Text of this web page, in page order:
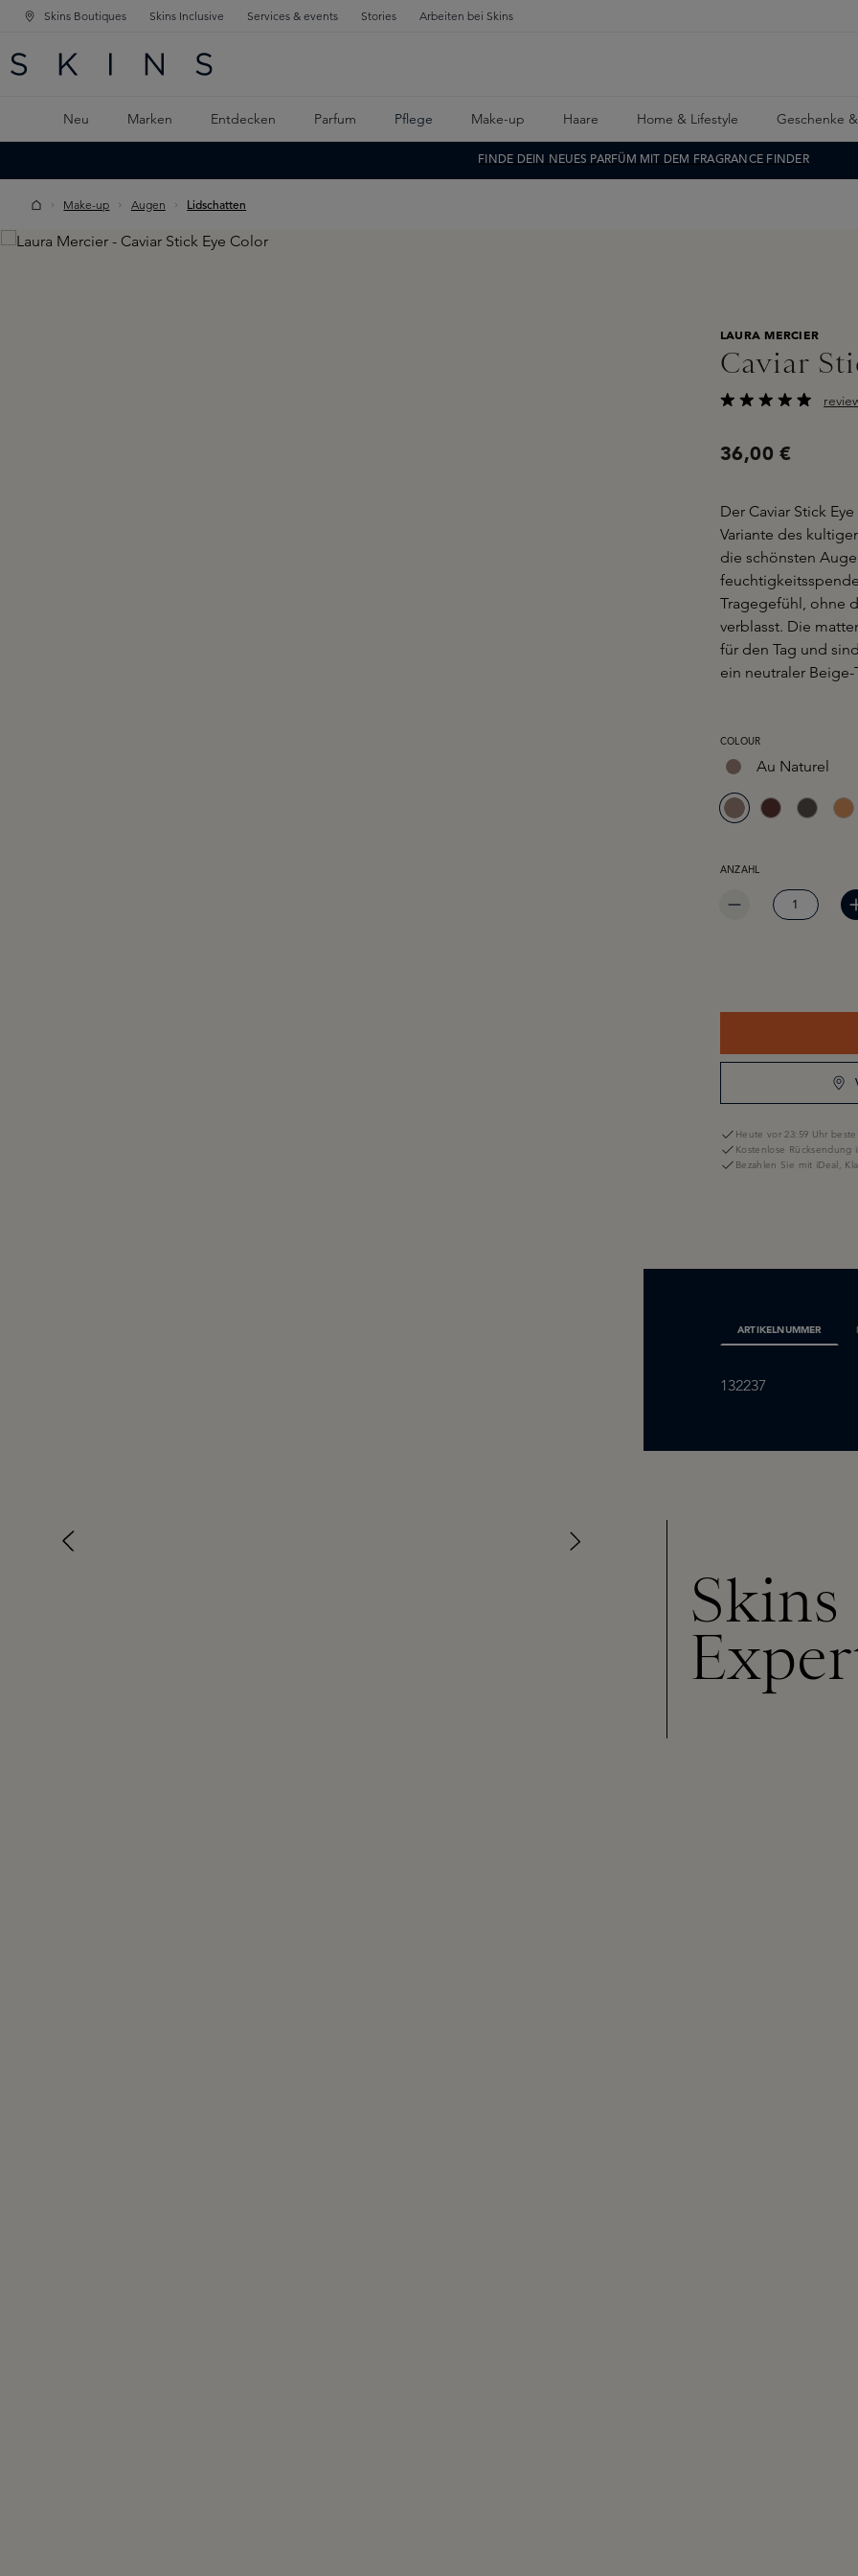
SPRINGEN
SPRINGEN
Skins Boutiques Skins Inclusive Services & events Stories Arbeiten bei Skins
Neu Marken Entdecken Parfum Pflege Make-up Haare Home & Lifestyle Geschenke
FINDE DEIN NEUES PARFÜM MIT DEM FRAGRANCE FINDER
Make-up Augen Lidschatten
Skip image gallery
LAURA MERCIER
Caviar
36,00 €
Der Caviar Stick
Variante des
die schönsten
Tragegefühl, ohne
verblasst. Die
für den Tag und
ein neutraler Beige-
COLOURAUSWÄHLEN
Au Naturel
ANZAHL
Heute vor 23:59 Uhr
Kostenlose Rücksendung
Bezahlen Sie mit iDeal,
ARTIKELNUMMER
132237
Skins